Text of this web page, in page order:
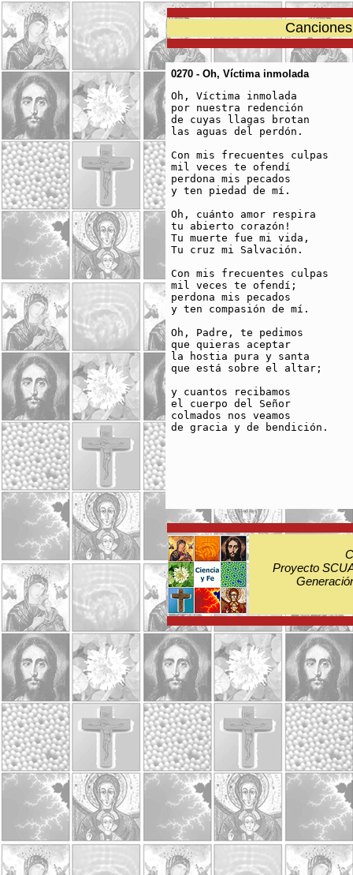
0270 - Oh, Víctima inmolada
Oh, Víctima inmolada
por nuestra redención
de cuyas llagas brotan
las aguas del perdón.
Con mis frecuentes culpas
mil veces te ofendí
perdona mis pecados
y ten piedad de mí.
­Oh, cuánto amor respira
tu abierto corazón!
Tu muerte fue mi vida,
Tu cruz mi Salvación.
Con mis frecuentes culpas
mil veces te ofendí;
perdona mis pecados
y ten compasión de mí.
Oh, Padre, te pedimos
que quieras aceptar
la hostia pura y santa
que está sobre el altar;
y cuantos recibamos
el cuerpo del Señor
colmados nos veamos
de gracia y de bendición.
Proyecto